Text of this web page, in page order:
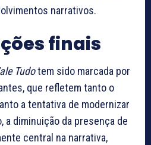
narrativos.
finais
Tudotem sido marcada por
que refletem tanto o
a tentativa de modernizar
a diminuição da presença de
central na narrativa,